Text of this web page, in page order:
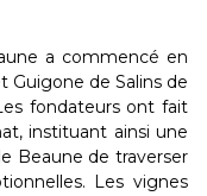
a commencé en
Guigone de Salins de
fondateurs ont fait
instituant ainsi une
Beaune de traverser
Les vignes